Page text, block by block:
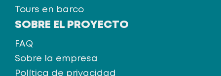
Tours en barco
SOBRE EL PROYECTO
FAQ
Sobre la empresa
Política de privacidad